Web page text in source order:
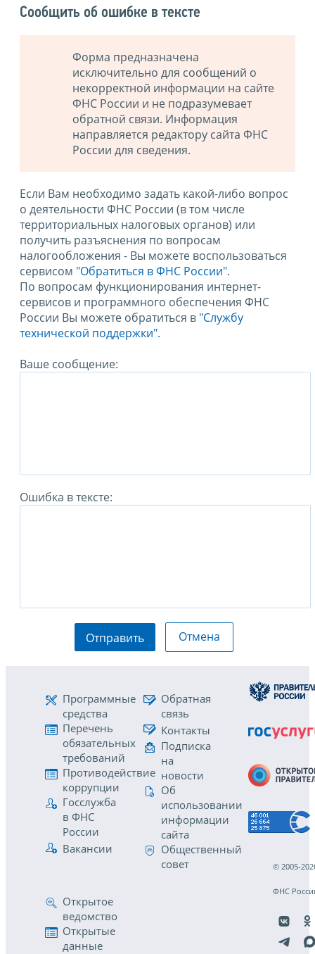
Сообщить об ошибке в тексте
Форма предназначена
исключительно для сообщений о
некорректной информации на сайте
ФНС России и не подразумевает
обратной связи. Информация
направляется редактору сайта ФНС
России для сведения.
Если Вам необходимо задать какой-либо вопрос
о деятельности ФНС России (в том числе
территориальных налоговых органов) или
получить разъяснения по вопросам
налогообложения - Вы можете воспользоваться
сервисом "Обратиться в ФНС России".
По вопросам функционирования интернет-
сервисов и программного обеспечения ФНС
России Вы можете обратиться в "Службу
технической поддержки".
Ваше сообщение:
Ошибка в тексте:
Отправить Отмена
Программные
средства
Перечень
обязательных
требований
Противодействие
коррупции
Госслужба
в ФНС
России
Вакансии
Обратная
связь
Контакты
Подписка
на
новости
Об
использовании
информации
сайта
Общественный
совет
Открытое
ведомство
Открытые
данные
© 2005-
ФНС